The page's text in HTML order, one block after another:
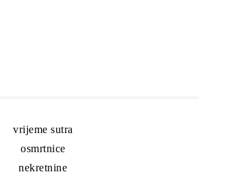
vrijeme sutra
osmrtnice
nekretnine